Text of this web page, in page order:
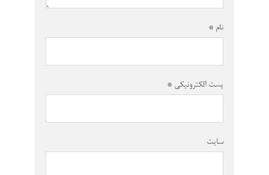
نام *
پست الکترونیکی *
سایت